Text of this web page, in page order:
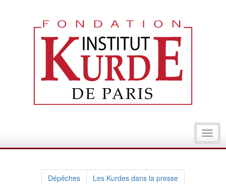
Dépêches Les Kurdes dans la presse